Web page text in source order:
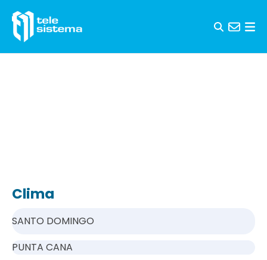
Clima
SANTO DOMINGO
PUNTA CANA